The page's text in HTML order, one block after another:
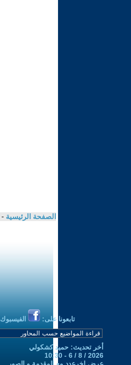
الصفحة الرئيسية -
تابعونا على: الفيسبوك
أخر تحديث: حميد كشكولي
2026 / 8 / 6 - 10:30